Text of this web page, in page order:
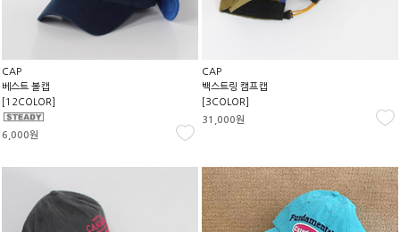
CAP
베스트 볼캡
[12COLOR]
6,000원
CAP
백스트링 캠프캡
[3COLOR]
31,000원